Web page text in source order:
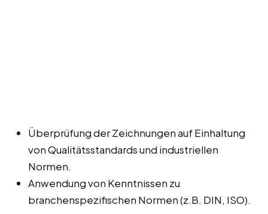
Überprüfung der Zeichnungen auf Einhaltung
von Qualitätsstandards und industriellen
Normen.
Anwendung von Kenntnissen zu
branchenspezifischen Normen (z.B. DIN, ISO).